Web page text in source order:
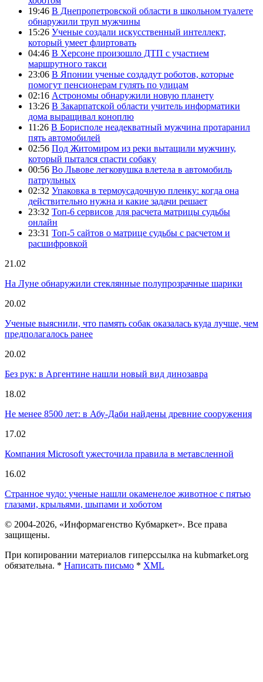
19:46 В Днепропетровской области в школьном туалете
обнаружили труп мужчины
15:26 Ученые создали искусственный интеллект,
который умеет флиртовать
04:46 В Херсоне произошло ДТП с участием
маршрутного такси
23:06 В Японии ученые создадут роботов, которые
помогут пенсионерам гулять по улицам
02:16 Астрономы обнаружили новую планету
13:26 В Закарпатской области учитель информатики
дома выращивал коноплю
11:26 В Борисполе неадекватный мужчина протаранил
пять автомобилей
02:56 Под Житомиром из реки вытащили мужчину,
который пытался спасти собаку
00:56 Во Львове легковушка влетела в автомобиль
патрульных
02:32 Упаковка в термоусадочную пленку: когда она
действительно нужна и какие задачи решает
23:32 Топ-6 сервисов для расчета матрицы судьбы
онлайн
23:31 Топ-5 сайтов о матрице судьбы с расчетом и
расшифровкой
21.02
На Луне обнаружили стеклянные полупрозрачные шарики
20.02
Ученые выяснили, что память собак оказалась куда лучше, чем
предполагалось ранее
20.02
Без рук: в Аргентине нашли новый вид динозавра
18.02
Не менее 8500 лет: в Абу-Даби найдены древние сооружения
17.02
Компания Microsoft ужесточила правила в метавсленной
16.02
Странное чудо: ученые нашли окаменелое животное с пятью
глазами, крыльями, шыпами и хоботом
© 2004-2026, «Информагенство Кубмаркет». Все права
защищены.
При копировании материалов гиперссылка на kubmarket.org
обязательна. * Написать письмо * XML